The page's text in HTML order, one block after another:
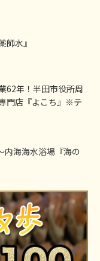
師水』
62年！半田市役所周
門店『よこち』※テ
内海海水浴場『海の